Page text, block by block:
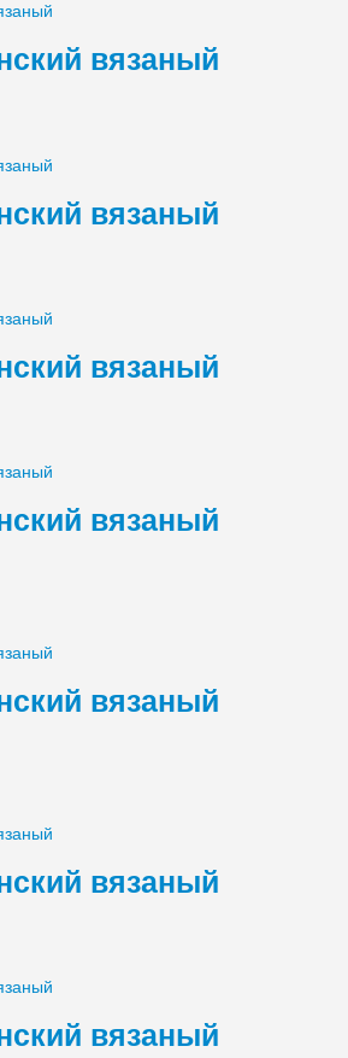
вязаный
вязаный
вязаный
вязаный
вязаный
вязаный
вязаный